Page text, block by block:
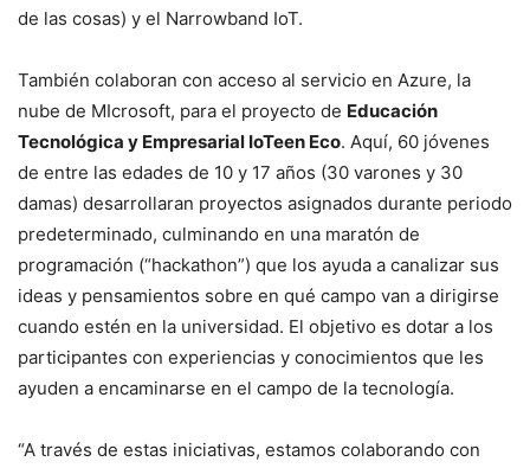
de las cosas) y el Narrowband IoT.
También colaboran con acceso al servicio en Azure, la
nube de MIcrosoft, para el proyecto de Educación
Tecnológica y Empresarial IoTeen Eco. Aquí, 60 jóvenes
de entre las edades de 10 y 17 años (30 varones y 30
damas) desarrollaran proyectos asignados durante periodo
predeterminado, culminando en una maratón de
programación (“hackathon”) que los ayuda a canalizar sus
ideas y pensamientos sobre en qué campo van a dirigirse
cuando estén en la universidad. El objetivo es dotar a los
participantes con experiencias y conocimientos que les
ayuden a encaminarse en el campo de la tecnología.
“A través de estas iniciativas, estamos colaborando con